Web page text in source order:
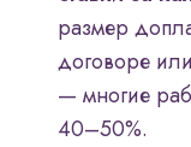
размер
договоре
— многие
40–50%.